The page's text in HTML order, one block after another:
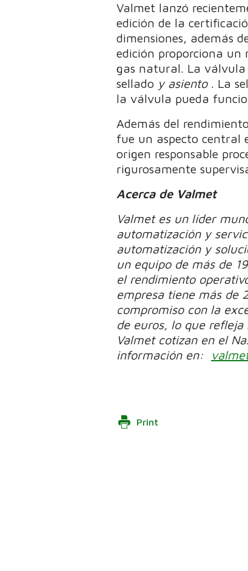
Valmet lanzó
edición de la
dimensiones, además
edición proporciona
gas natural. La válvula
sellado y asiento. La
la válvula pueda
Además del
fue un aspecto central
origen responsable
rigurosamente
Acerca de Valmet
Valmet es un líder
automatización y
automatización y
un equipo de más de
el rendimiento
empresa tiene más de
compromiso con la
de euros, lo que
Valmet cotizan en el
información en:
Print